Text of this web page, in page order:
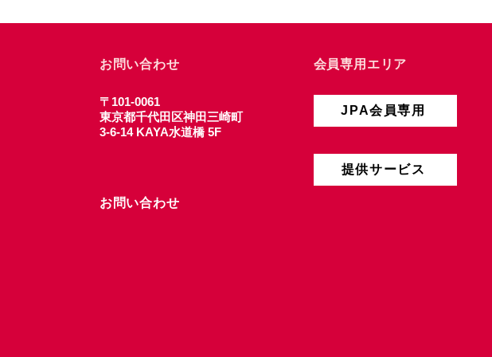
お問い合わせ
〒101-0061
東京都千代田区神田三崎町
3-6-14 KAYA水道橋 5F
お問い合わせ
会員専用エリア
JPA会員専用
提供サービス